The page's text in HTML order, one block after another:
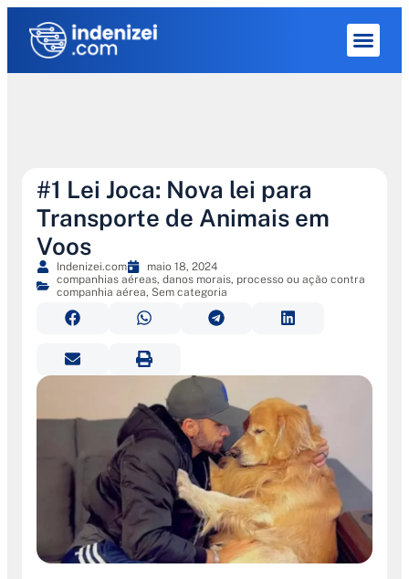
#1 Lei Joca: Nova lei para
Transporte de Animais em
Voos
Indenizei.com
maio 18, 2024
companhias aéreas, danos morais, processo ou ação contra
companhia aérea, Sem categoria